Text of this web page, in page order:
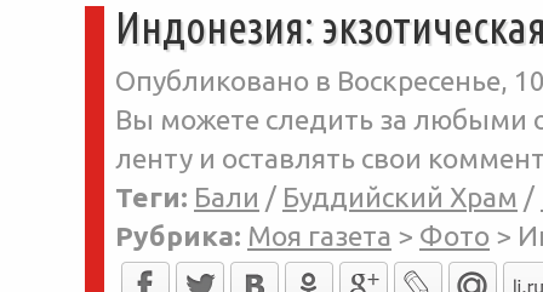
Индонезия:
Опубликовано в Воскресенье,
Вы можете следить за любыми
ленту и оставлять свои
Теги: Бали / Буддийский Храм /
Рубрика: Моя газета > Фото >